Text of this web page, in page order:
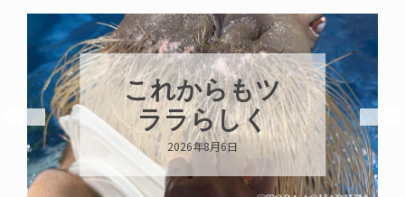
ハロー’s
Birthday!!!
2026年8月6日